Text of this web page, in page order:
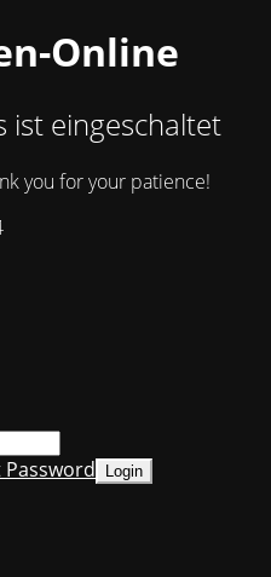
Online
ist eingeschaltet
you for your patience!
Password